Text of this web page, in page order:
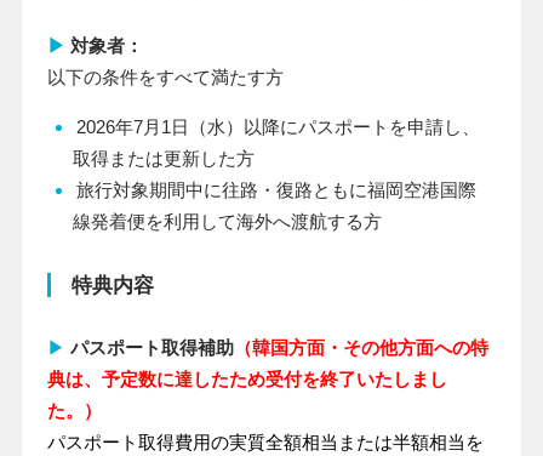
▶ 対象者：
以下の条件をすべて満たす方
2026年7月 1 日（水）以降にパスポートを申請し、
取得または更新した方
旅行対象期間中に往路・復路ともに福岡空港国際
線発着便を利用して海外へ渡航する方
特典内容
▶ パスポート取得補助（韓国方面・その他方面への特
典は、予定数に達したため受付を終了いたしまし
た。）
パスポート取得費用の実質全額相当または半額相当を